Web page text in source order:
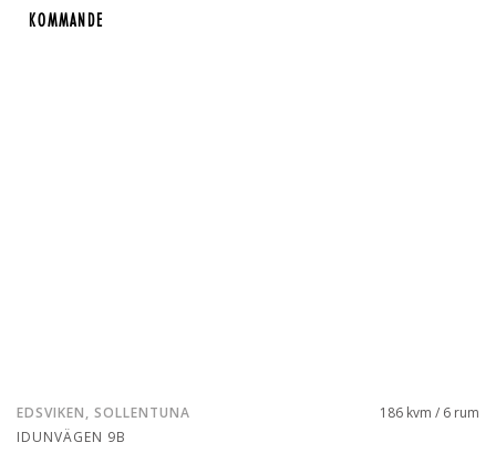
KOMMANDE
KOMMANDE
EDSVIKEN, SOLLENTUNA
IDUNVÄGEN 9B
186 kvm / 6 rum